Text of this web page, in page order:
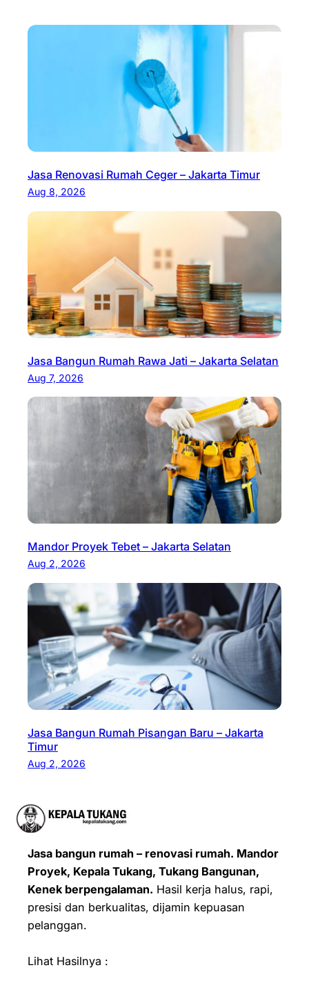
Jasa Renovasi Rumah Ceger – Jakarta Timur
Aug 8, 2026
Jasa Bangun Rumah Rawa Jati – Jakarta Selatan
Aug 7, 2026
Mandor Proyek Tebet – Jakarta Selatan
Aug 2, 2026
Jasa Bangun Rumah Pisangan Baru – Jakarta
Timur
Aug 2, 2026
Jasa bangun rumah – renovasi rumah. Mandor
Proyek, Kepala Tukang, Tukang Bangunan,
Kenek berpengalaman. Hasil kerja halus, rapi,
presisi dan berkualitas, dijamin kepuasan
pelanggan.
Lihat Hasilnya :